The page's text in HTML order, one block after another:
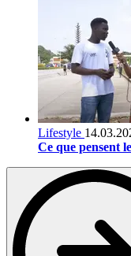
Lifestyle
Ce que pensent